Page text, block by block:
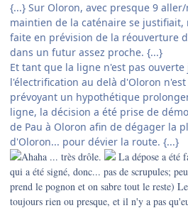
{...} Sur Oloron, avec presque 9
maintien de la caténaire se justifiait,
faite en prévision de la réouverture
dans un futur assez proche. {...}
Et tant que la ligne n'est pas ouverte
l'électrification au delà d'Oloron n'est
prévoyant un hypothétique
ligne, la décision a été prise de
de Pau à Oloron afin de dégager la
d'Oloron... pour dévier la route. {...}
Ahaha ... très drôle.
La dépose a été
qui a été signé, donc... pas de scrupules;
prend le pognon et on sabre tout le reste)
toujours rien ou presque, et il n'y a pas